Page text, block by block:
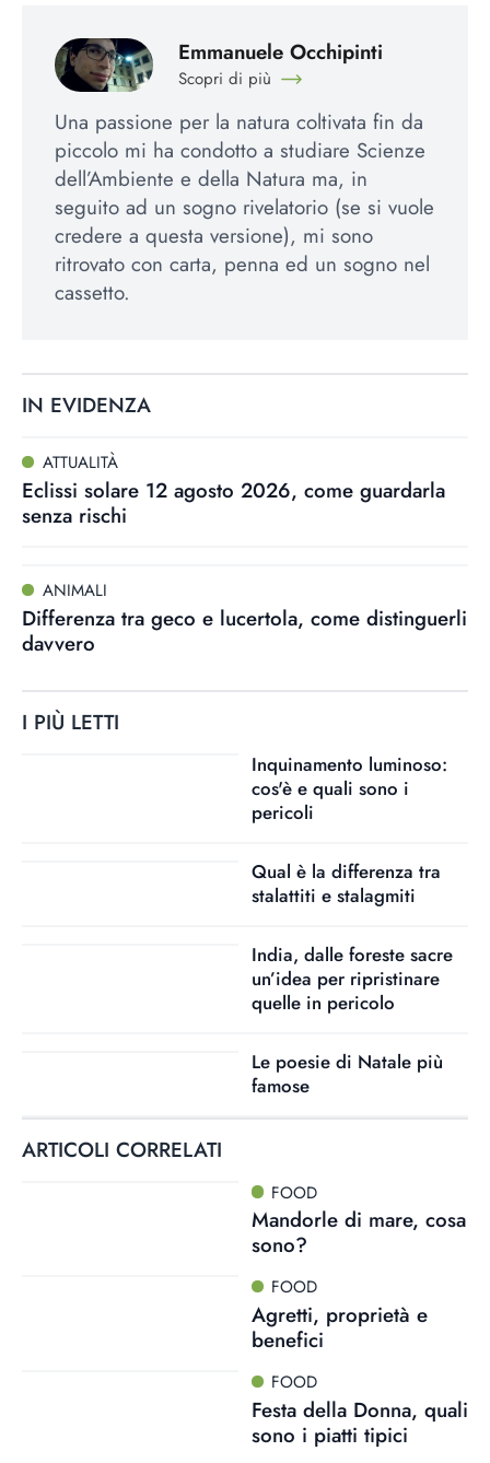
Emmanuele Occhipinti
Scopri di più
Una passione per la natura coltivata fin da
piccolo mi ha condotto a studiare Scienze
dell’Ambiente e della Natura ma, in
seguito ad un sogno rivelatorio (se si vuole
credere a questa versione), mi sono
ritrovato con carta, penna ed un sogno nel
cassetto.
IN EVIDENZA
ATTUALITÀ
Eclissi solare 12 agosto 2026, come guardarla
senza rischi
ANIMALI
Differenza tra geco e lucertola, come distinguerli
davvero
I PIÙ LETTI
Inquinamento luminoso:
cos'è e quali sono i
pericoli
Qual è la differenza tra
stalattiti e stalagmiti
India, dalle foreste sacre
un’idea per ripristinare
quelle in pericolo
Le poesie di Natale più
famose
ARTICOLI CORRELATI
FOOD
Mandorle di mare, cosa
sono?
FOOD
Agretti, proprietà e
benefici
FOOD
Festa della Donna, quali
sono i piatti tipici